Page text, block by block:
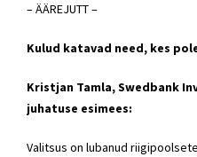
– ÄÄREJUTT –
Kulud katavad need, kes
Kristjan Tamla, Swedbank
juhatuse esimees:
Valitsus on lubanud